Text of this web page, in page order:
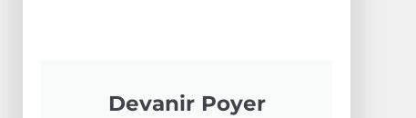
Devanir Poyer